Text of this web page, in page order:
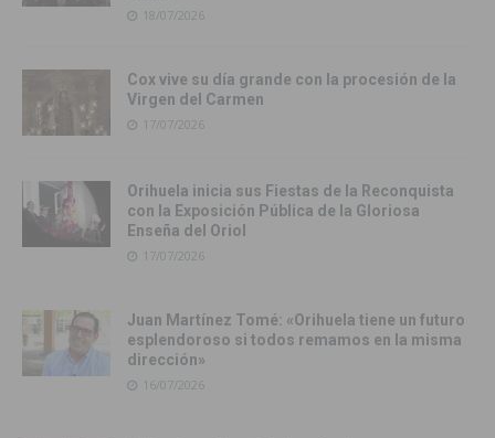
18/07/2026
Cox vive su día grande con la procesión de la
Virgen del Carmen
17/07/2026
Orihuela inicia sus Fiestas de la Reconquista
con la Exposición Pública de la Gloriosa
Enseña del Oriol
17/07/2026
Juan Martínez Tomé: «Orihuela tiene un futuro
esplendoroso si todos remamos en la misma
dirección»
16/07/2026